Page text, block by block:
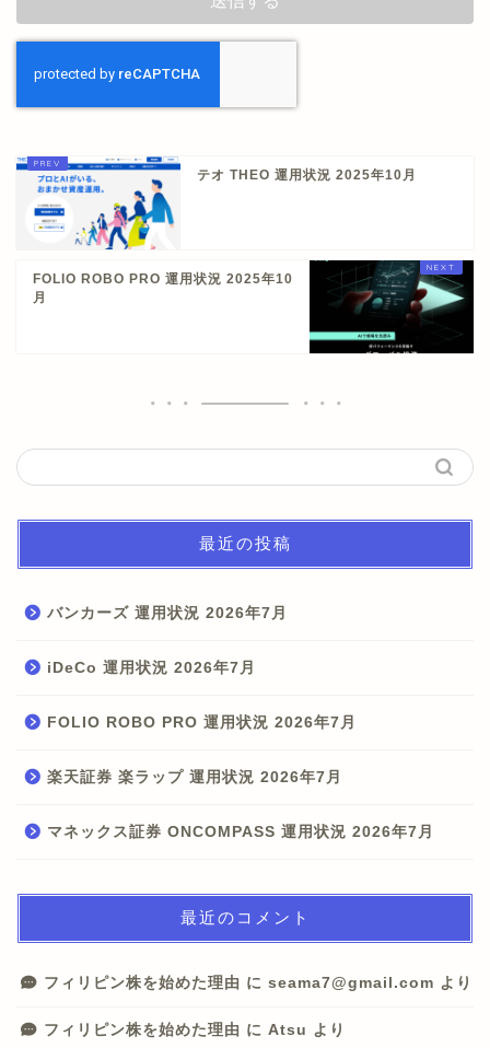
テオ THEO 運用状況 2025年10月
FOLIO ROBO PRO 運用状況 2025年10
月
最近の投稿
バンカーズ 運用状況 2026年7月
iDeCo 運用状況 2026年7月
FOLIO ROBO PRO 運用状況 2026年7月
楽天証券 楽ラップ 運用状況 2026年7月
マネックス証券 ONCOMPASS 運用状況 2026年7月
最近のコメント
フィリピン株を始めた理由 に seama7@gmail.com より
フィリピン株を始めた理由 に Atsu より